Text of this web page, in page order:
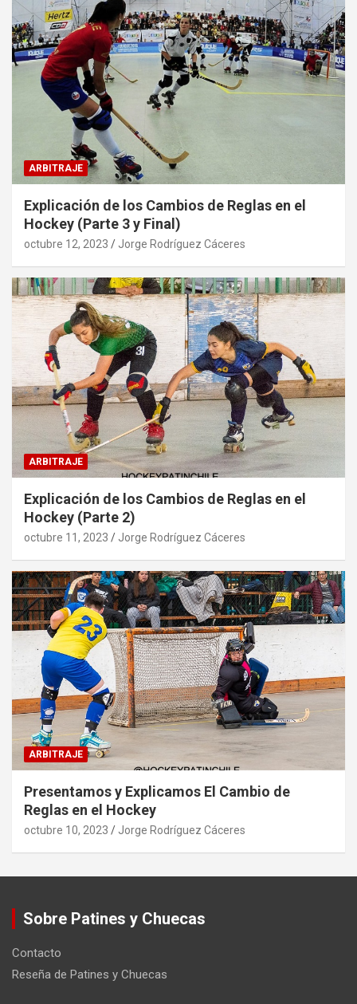
ARBITRAJE
Explicación de los Cambios de Reglas en el
Hockey (Parte 3 y Final)
octubre 12, 2023 Jorge Rodríguez Cáceres
ARBITRAJE
Explicación de los Cambios de Reglas en el
Hockey (Parte 2)
octubre 11, 2023 Jorge Rodríguez Cáceres
ARBITRAJE
Presentamos y Explicamos El Cambio de
Reglas en el Hockey
octubre 10, 2023 Jorge Rodríguez Cáceres
Sobre Patines y Chuecas
Contacto
Reseña de Patines y Chuecas